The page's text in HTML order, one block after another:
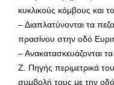
κυκλικούς κόμβους και
– Διαπλατύνονται τα
πρασίνου στην οδό
– Ανακατασκευάζονται
Ζ. Πηγής περιμετρικά
συμβολή τους με την οδό